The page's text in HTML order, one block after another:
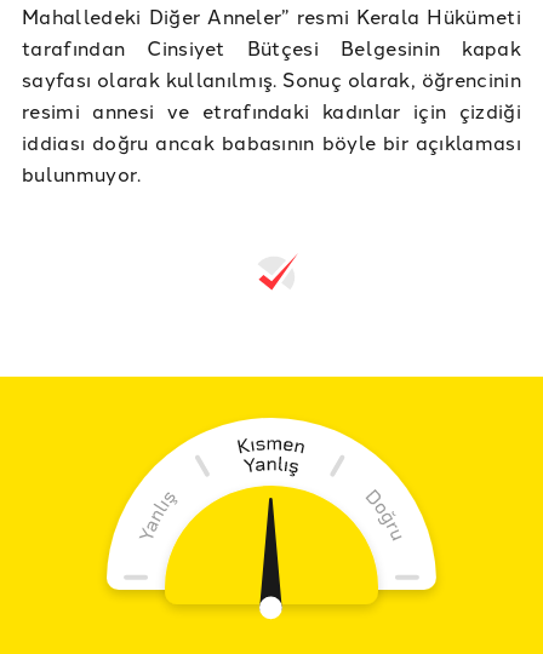
Mahalledeki Diğer Anneler” resmi Kerala Hükümeti
tarafından Cinsiyet Bütçesi Belgesinin kapak
sayfası olarak kullanılmış. Sonuç olarak, öğrencinin
resimi annesi ve etrafındaki kadınlar için çizdiği
iddiası doğru ancak babasının böyle bir açıklaması
bulunmuyor.